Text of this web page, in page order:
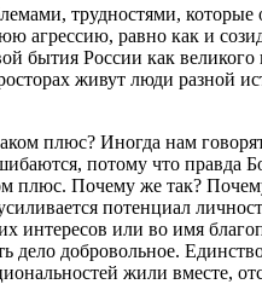
трудностями,
равно как и
России как
живут люди разной
плюс? Иногда нам
потому что
плюс. Почему же так?
потенциал
интересов или во имя
дело добровольное.
жили вместе,